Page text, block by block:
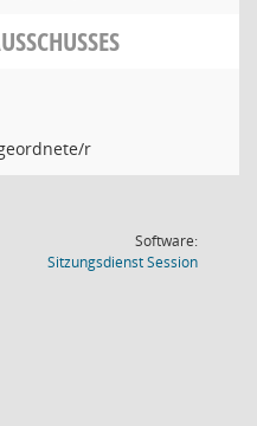
r
Software:
SitzungsdienstSession(Wird in